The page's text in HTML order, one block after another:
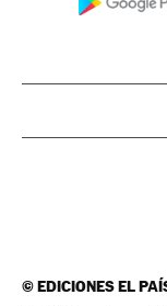
©EDICIONES EL